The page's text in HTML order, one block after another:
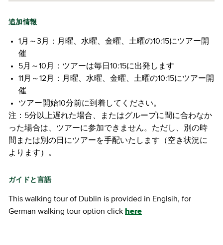
追加情報
1月～3月：月曜、水曜、金曜、土曜の10:15にツアー開
催
5月～10月：ツアーは毎日10:15に出発します
11月～12月：月曜、水曜、金曜、土曜の10:15にツアー開
催
ツアー開始10分前に到着してください。
注：5分以上遅れた場合、またはグループに間に合わなか
った場合は、ツアーに参加できません。ただし、別の時
間または別の日にツアーを手配いたします（空き状況に
よります）。
ガイドと言語
This walking tour of Dublin is provided in Englsih, for
German walking tour option click here